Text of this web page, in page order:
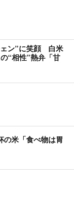
ン”に笑顔 白米
“相性”熱弁「甘
の米「食べ物は胃